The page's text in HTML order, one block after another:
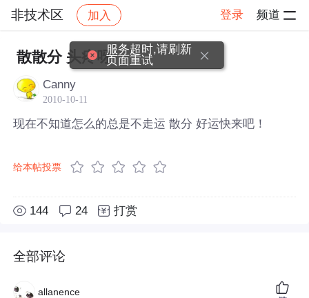
非技术区 加入 登录 频道
社区 非技术区 帖子详情
散散分 头疼呀
Canny
2010-10-11
现在不知道怎么的总是不走运 散分 好运快来吧！
给本帖投票
144 24 打赏
全部评论
allanence
服务超时,请刷新
页面重试